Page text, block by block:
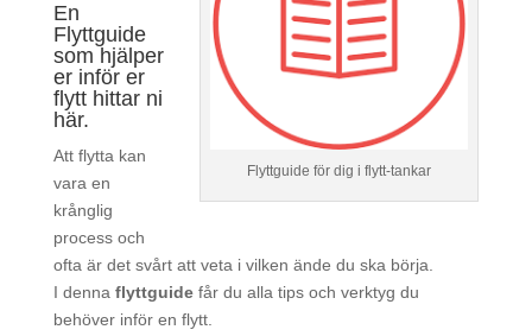
Flyttguide för dig i flytt-tankar
En
Flyttguide
som hjälper
er inför er
flytt hittar ni
här.
Att flytta kan
vara en
krånglig
process och
ofta är det svårt att veta i vilken ände du ska börja.
I denna flyttguidefår du alla tips och verktyg du
behöver inför en flytt.